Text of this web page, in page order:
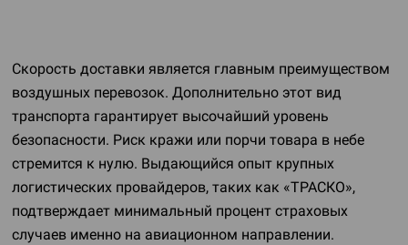
Скорость доставки является главным преимуществом
воздушных перевозок. Дополнительно этот вид
транспорта гарантирует высочайший уровень
безопасности. Риск кражи или порчи товара в небе
стремится к нулю. Выдающийся опыт крупных
логистических провайдеров, таких как «ТРАСКО»,
подтверждает минимальный процент страховых
случаев именно на авиационном направлении.